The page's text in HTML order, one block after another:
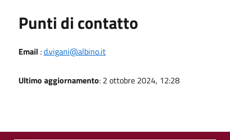
Punti di contatto
Email :d.vigani@albino.it
Ultimo aggiornamento: 2 ottobre 2024, 12:28